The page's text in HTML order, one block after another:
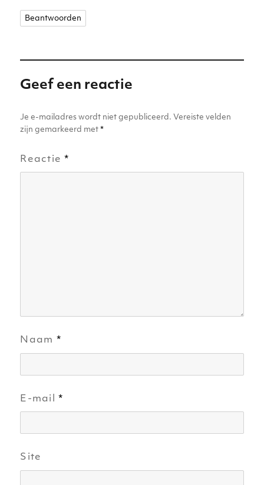
Beantwoorden
Geef een reactie
Je e-mailadres wordt niet gepubliceerd. Vereiste velden
zijn gemarkeerd met*
Reactie*
Naam *
E-mail*
Site